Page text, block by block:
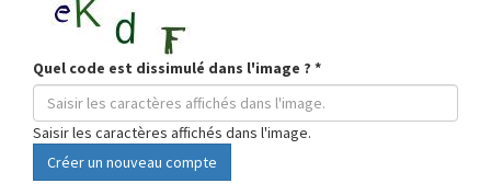
Quel code est dissimulé dans l'image ? *
Saisir les caractères affichés dans l'image.
Créer un nouveau compte